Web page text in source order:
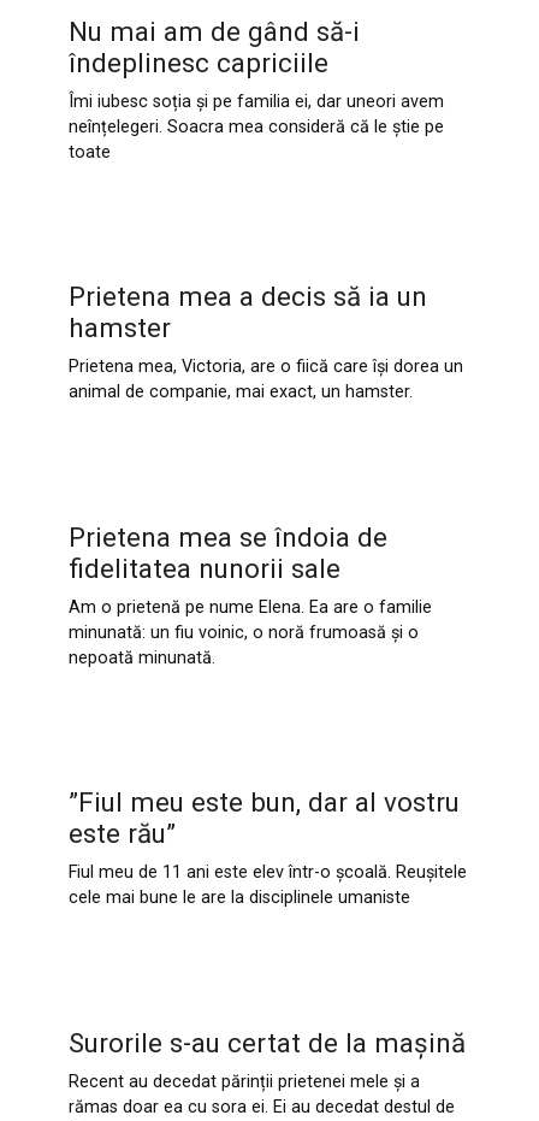
Nu mai am de gând să-i
îndeplinesc capriciile
Îmi iubesc soția și pe familia ei, dar uneori avem
neînțelegeri. Soacra mea consideră că le știe pe
toate
Prietena mea a decis să ia un
hamster
Prietena mea, Victoria, are o fiică care își dorea un
animal de companie, mai exact, un hamster.
Prietena mea se îndoia de
fidelitatea nunorii sale
Am o prietenă pe nume Elena. Ea are o familie
minunată: un fiu voinic, o noră frumoasă și o
nepoată minunată.
”Fiul meu este bun, dar al vostru
este rău”
Fiul meu de 11 ani este elev într-o școală. Reușitele
cele mai bune le are la disciplinele umaniste
Surorile s-au certat de la mașină
Recent au decedat părinții prietenei mele și a
rămas doar ea cu sora ei. Ei au decedat destul de